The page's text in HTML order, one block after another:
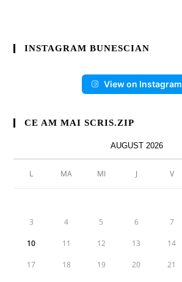
INSTAGRAM BUNESCIAN
View on Instagram
CE AM MAI SCRIS.ZIP
AUGUST 2026
L MA MI J V
3 4 5 6 7
10 11 12 13 14
17 18 19 20 21